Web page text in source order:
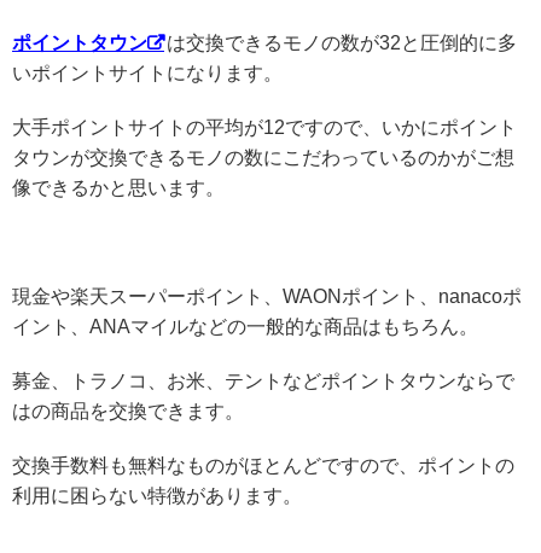
ポイントタウン
は交換できるモノの数が32と圧倒的に多
いポイントサイトになります。
大手ポイントサイトの平均が12ですので、いかにポイント
タウンが交換できるモノの数にこだわっているのかがご想
像できるかと思います。
現金や楽天スーパーポイント、WAONポイント、nanacoポ
イント、ANAマイルなどの一般的な商品はもちろん。
募金、トラノコ、お米、テントなどポイントタウンならで
はの商品を交換できます。
交換手数料も無料なものがほとんどですので、ポイントの
利用に困らない特徴があります。